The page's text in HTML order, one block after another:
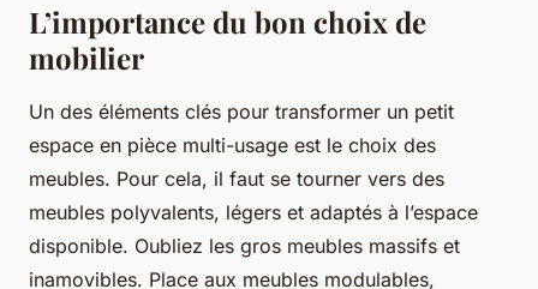
L’importance du bon choix de
mobilier
Un des éléments clés pour transformer un petit
espace en pièce multi-usage est le choix des
meubles. Pour cela, il faut se tourner vers des
meubles polyvalents, légers et adaptés à l’espace
disponible. Oubliez les gros meubles massifs et
inamovibles. Place aux meubles modulables,